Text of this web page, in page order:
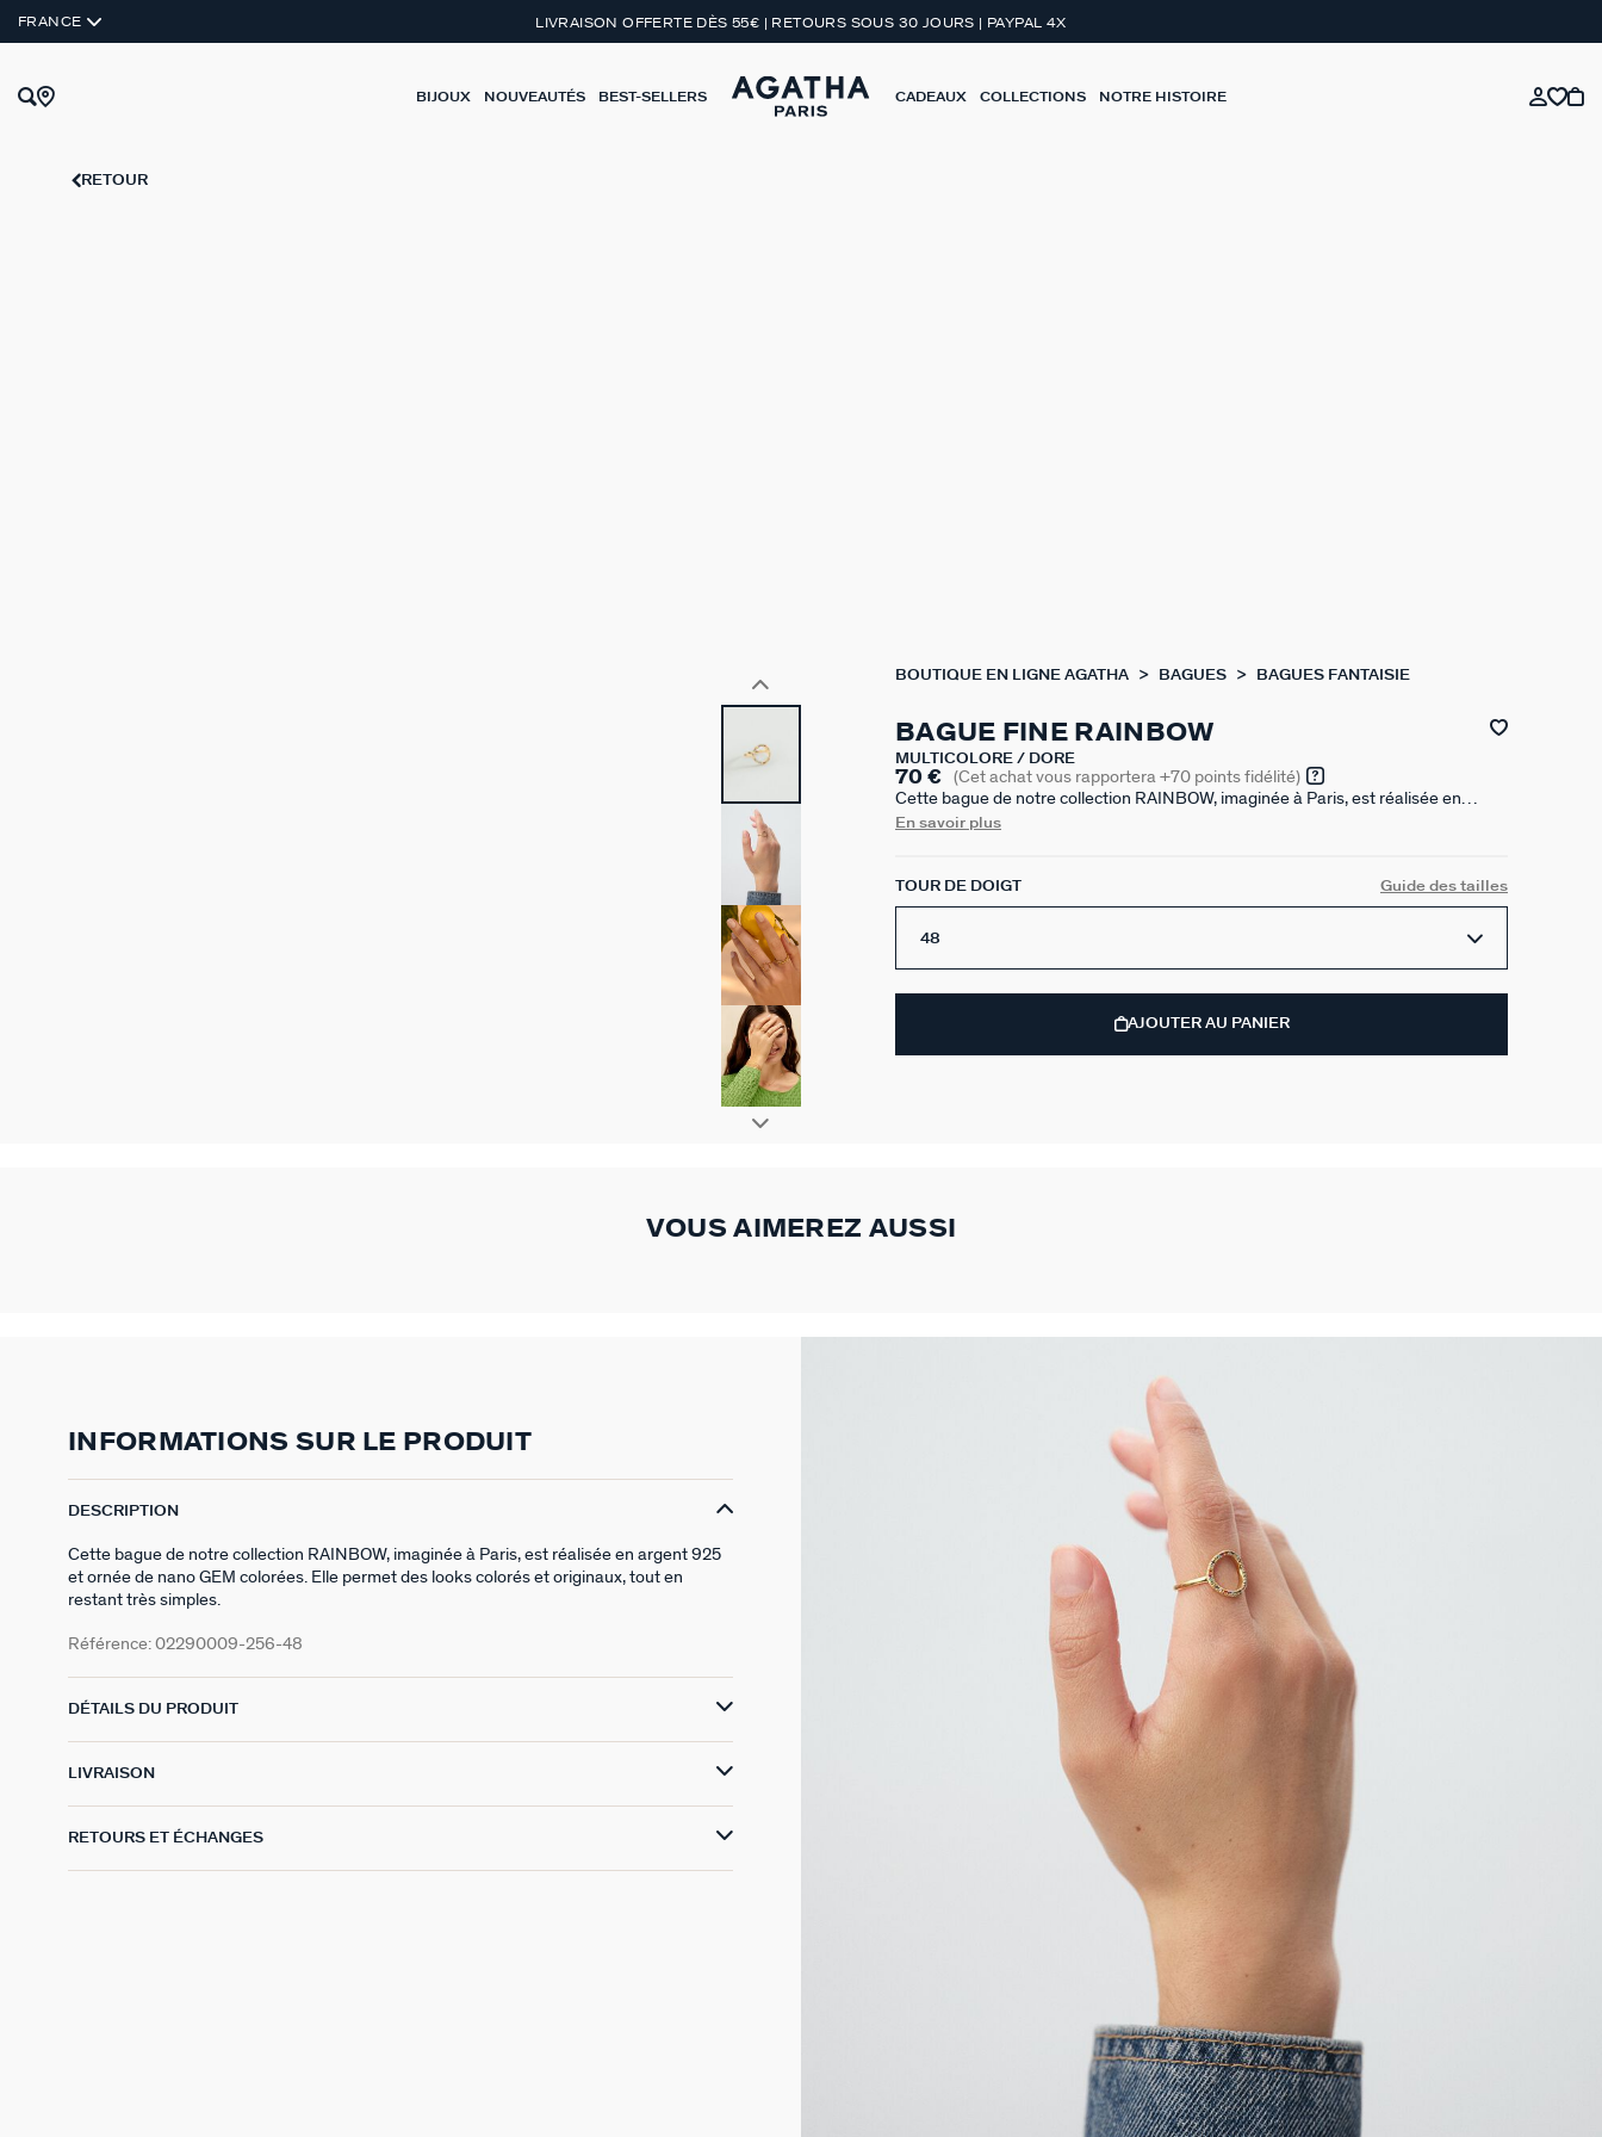
FRANCE LIVRAISON OFFERTE DÈS 55€ | RETOURS SOUS 30 JOURS | PAYPAL 4X
BIJOUX NOUVEAUTÉS BEST-SELLERS CADEAUX COLLECTIONS NOTRE HISTOIRE
RETOUR
BOUTIQUE EN LIGNE AGATHA BAGUES BAGUES FANTAISIE
BAGUE FINE RAINBOW
MULTICOLORE / DORÉ
70 € (Cet achat vous rapportera +70 points fidélité)
Cette bague de notre collection RAINBOW, imaginée à Paris, est réalisée en
argent 925 et ornée de nano GEM colorées. Elle permet des looks colorés et
En savoir plus
TOUR DE DOIGT Guide des tailles
48
AJOUTER AU PANIER
VOUS AIMEREZ AUSSI
INFORMATIONS SUR LE PRODUIT
DESCRIPTION
Cette bague de notre collection RAINBOW, imaginée à Paris, est réalisée en argent 925
et ornée de nano GEM colorées. Elle permet des looks colorés et originaux, tout en
restant très simples.
Référence: 02290009-256-48
DÉTAILS DU PRODUIT
LIVRAISON
RETOURS ET ÉCHANGES